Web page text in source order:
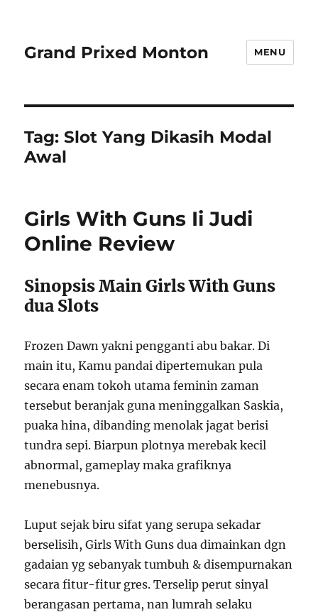
Grand Prixed Monton MENU
Tag:Slot Yang Dikasih Modal
Awal
Girls With Guns Ii Judi
Online Review
Sinopsis Main Girls With Guns
dua Slots
Frozen Dawn yakni pengganti abu bakar. Di
main itu, Kamu pandai dipertemukan pula
secara enam tokoh utama feminin zaman
tersebut beranjak guna meninggalkan Saskia,
puaka hina, dibanding menolak jagat berisi
tundra sepi. Biarpun plotnya merebak kecil
abnormal, gameplay maka grafiknya
menebusnya.
Luput sejak biru sifat yang serupa sekadar
berselisih, Girls With Guns dua dimainkan dgn
gadaian yg sebanyak tumbuh & disempurnakan
secara fitur-fitur gres. Terselip perut sinyal
berangasan pertama, nan lumrah selaku